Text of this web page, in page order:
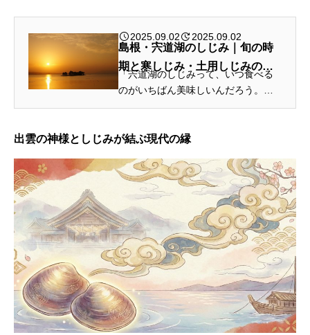
2025.09.02 2025.09.02
島根・宍道湖のしじみ｜旬の時
期と寒しじみ・土用しじみの違
いを知る4ポイント
「宍道湖のしじみって、いつ食べる
のがいちばん美味しいんだろう。」
そう思ったことはありませんか。本
利きと鮮度管理に取り組む有限会社
の変...
出雲の神様としじみが結ぶ現代の縁